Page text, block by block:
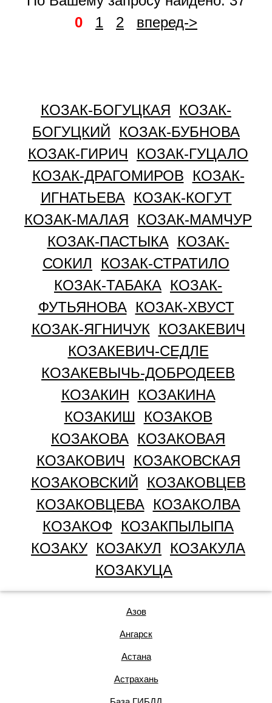
0
1 2 вперед->
КОЗАК-БОГУЦКАЯ
КОЗАК-
БОГУЦКИЙ
КОЗАК-БУБНОВА
КОЗАК-ГИРИЧ
КОЗАК-ГУЦАЛО
КОЗАК-ДРАГОМИРОВ
КОЗАК-
ИГНАТЬЕВА
КОЗАК-КОГУТ
КОЗАК-МАЛАЯ
КОЗАК-МАМЧУР
КОЗАК-ПАСТЫКА
КОЗАК-
СОКИЛ
КОЗАК-СТРАТИЛО
КОЗАК-ТАБАКА КОЗАК-
ФУТЬЯНОВА
КОЗАК-ХВУСТ
КОЗАК-ЯГНИЧУК
КОЗАКЕВИЧ
КОЗАКЕВИЧ-СЕДЛЕ
КОЗАКЕВЫЧЬ-ДОБРОДЕЕВ
КОЗАКИН
КОЗАКИНА
КОЗАКИШ
КОЗАКОВ
КОЗАКОВА КОЗАКОВАЯ
КОЗАКОВИЧ
КОЗАКОВСКАЯ
КОЗАКОВСКИЙ
КОЗАКОВЦЕВ
КОЗАКОВЦЕВА
КОЗАКОЛВА
КОЗАКОФ
КОЗАКПЫЛЫПА
КОЗАКУ КОЗАКУЛ
КОЗАКУЛА
КОЗАКУЦА
Азов
Ангарск
Астана
Астрахань